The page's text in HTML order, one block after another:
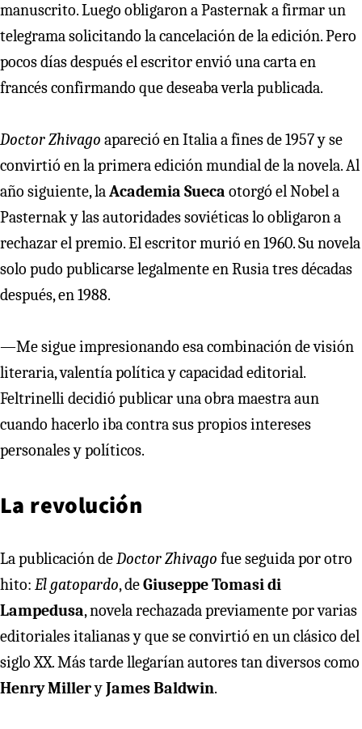
manuscrito. Luego obligaron a Pasternak a firmar un
telegrama solicitando la cancelación de la edición. Pero
pocos días después el escritor envió una carta en
francés confirmando que deseaba verla publicada.
Doctor Zhivago apareció en Italia a fines de 1957 y se
convirtió en la primera edición mundial de la novela. Al
año siguiente, laAcademia Sueca otorgó el Nobel a
Pasternak y las autoridades soviéticas lo obligaron a
rechazar el premio. El escritor murió en 1960. Su novela
solo pudo publicarse legalmente en Rusia tres décadas
después, en 1988.
—Me sigue impresionando esa combinación de visión
literaria, valentía política y capacidad editorial.
Feltrinelli decidió publicar una obra maestra aun
cuando hacerlo iba contra sus propios intereses
personales y políticos.
La revolución
La publicación deDoctor Zhivago fue seguida por otro
hito: El gatopardo, deGiuseppe Tomasi di
Lampedusa, novela rechazada previamente por varias
editoriales italianas y que se convirtió en un clásico del
siglo XX. Más tarde llegarían autores tan diversos como
Henry MilleryJames Baldwin.